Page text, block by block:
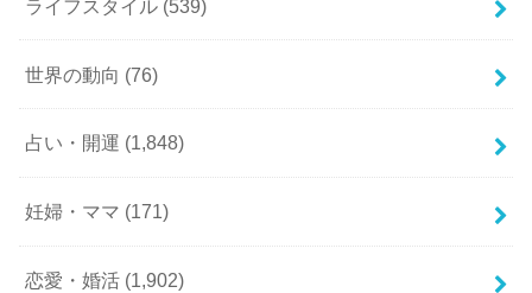
ライフスタイル (539)
世界の動向 (76)
占い・開運 (1,848)
妊婦・ママ (171)
恋愛・婚活 (1,902)